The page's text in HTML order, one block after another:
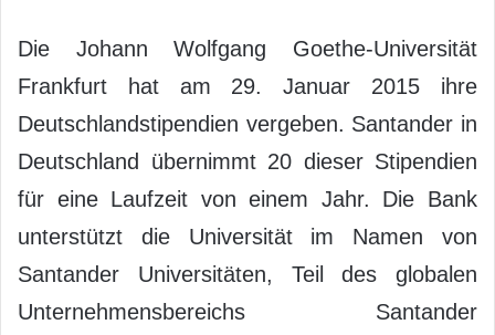
Die Johann Wolfgang Goethe-Universität
Frankfurt hat am 29. Januar 2015 ihre
Deutschlandstipendien vergeben. Santander in
Deutschland übernimmt 20 dieser Stipendien
für eine Laufzeit von einem Jahr. Die Bank
unterstützt die Universität im Namen von
Santander Universitäten, Teil des globalen
Unternehmensbereichs Santander